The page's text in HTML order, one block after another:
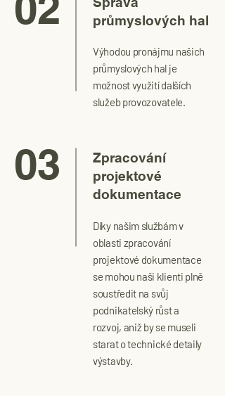
průmyslových hal
Výhodou pronájmu našich
průmyslových hal je
možnost využití dalších
služeb provozovatele.
03
Zpracování
projektové
dokumentace
Díky našim službám v
oblasti zpracování
projektové dokumentace
se mohou naši klienti plně
soustředit na svůj
podnikatelský růst a
rozvoj, aniž by se museli
starat o technické detaily
výstavby.